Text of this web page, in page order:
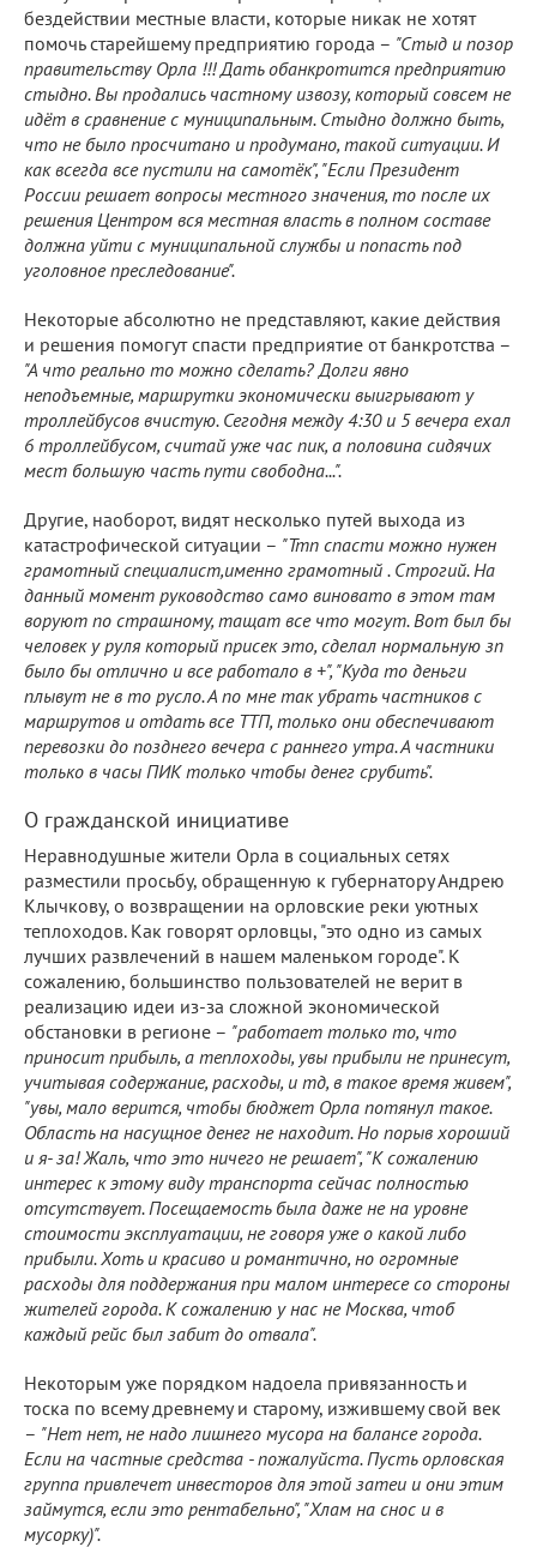
бездействии местные власти, которые никак не хотят
помочь старейшему предприятию города – "Стыд и позор
правительству Орла !!! Дать обанкротится предприятию
стыдно. Вы продались частному извозу, который совсем не
идёт в сравнение с муниципальным. Стыдно должно быть,
что не было просчитано и продумано, такой ситуации. И
как всегда все пустили на самотёк", "Если Президент
России решает вопросы местного значения, то после их
решения Центром вся местная власть в полном составе
должна уйти с муниципальной службы и попасть под
уголовное преследование".
Некоторые абсолютно не представляют, какие действия
и решения помогут спасти предприятие от банкротства –
"А что реально то можно сделать? Долги явно
неподъемные, маршрутки экономически выигрывают у
троллейбусов вчистую. Сегодня между 4:30 и 5 вечера ехал
6 троллейбусом, считай уже час пик, а половина сидячих
мест большую часть пути свободна...".
Другие, наоборот, видят несколько путей выхода из
катастрофической ситуации – "Ттп спасти можно нужен
грамотный специалист,именно грамотный . Строгий. На
данный момент руководство само виновато в этом там
воруют по страшному, тащат все что могут. Вот был бы
человек у руля который присек это, сделал нормальную зп
было бы отлично и все работало в +", "Куда то деньги
плывут не в то русло. А по мне так убрать частников с
маршрутов и отдать все ТТП, только они обеспечивают
перевозки до позднего вечера с раннего утра. А частники
только в часы ПИК только чтобы денег срубить".
О гражданской инициативе
Неравнодушные жители Орла в социальных сетях
разместили просьбу, обращенную к губернатору Андрею
Клычкову, о возвращении на орловские реки уютных
теплоходов. Как говорят орловцы, "это одно из самых
лучших развлечений в нашем маленьком городе". К
сожалению, большинство пользователей не верит в
реализацию идеи из-за сложной экономической
обстановки в регионе – "работает только то, что
приносит прибыль, а теплоходы, увы прибыли не принесут,
учитывая содержание, расходы, и тд, в такое время живем",
"увы, мало верится, чтобы бюджет Орла потянул такое.
Область на насущное денег не находит. Но порыв хороший
и я- за! Жаль, что это ничего не решает", "К сожалению
интерес к этому виду транспорта сейчас полностью
отсутствует. Посещаемость была даже не на уровне
стоимости эксплуатации, не говоря уже о какой либо
прибыли. Хоть и красиво и романтично, но огромные
расходы для поддержания при малом интересе со стороны
жителей города. К сожалению у нас не Москва, чтоб
каждый рейс был забит до отвала".
Некоторым уже порядком надоела привязанность и
тоска по всему древнему и старому, изжившему свой век
– "Нет нет, не надо лишнего мусора на балансе города.
Если на частные средства - пожалуйста. Пусть орловская
группа привлечет инвесторов для этой затеи и они этим
займутся, если это рентабельно", "Хлам на снос и в
мусорку)".